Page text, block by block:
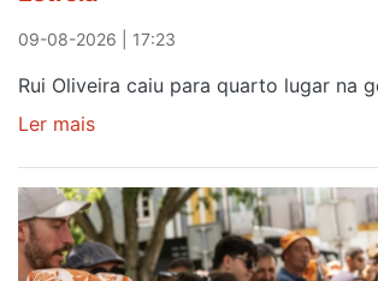
09-08-2026 | 17:23
Rui Oliveira caiu para quarto lugar na
Ler mais
perde
Camisola
Amarela,